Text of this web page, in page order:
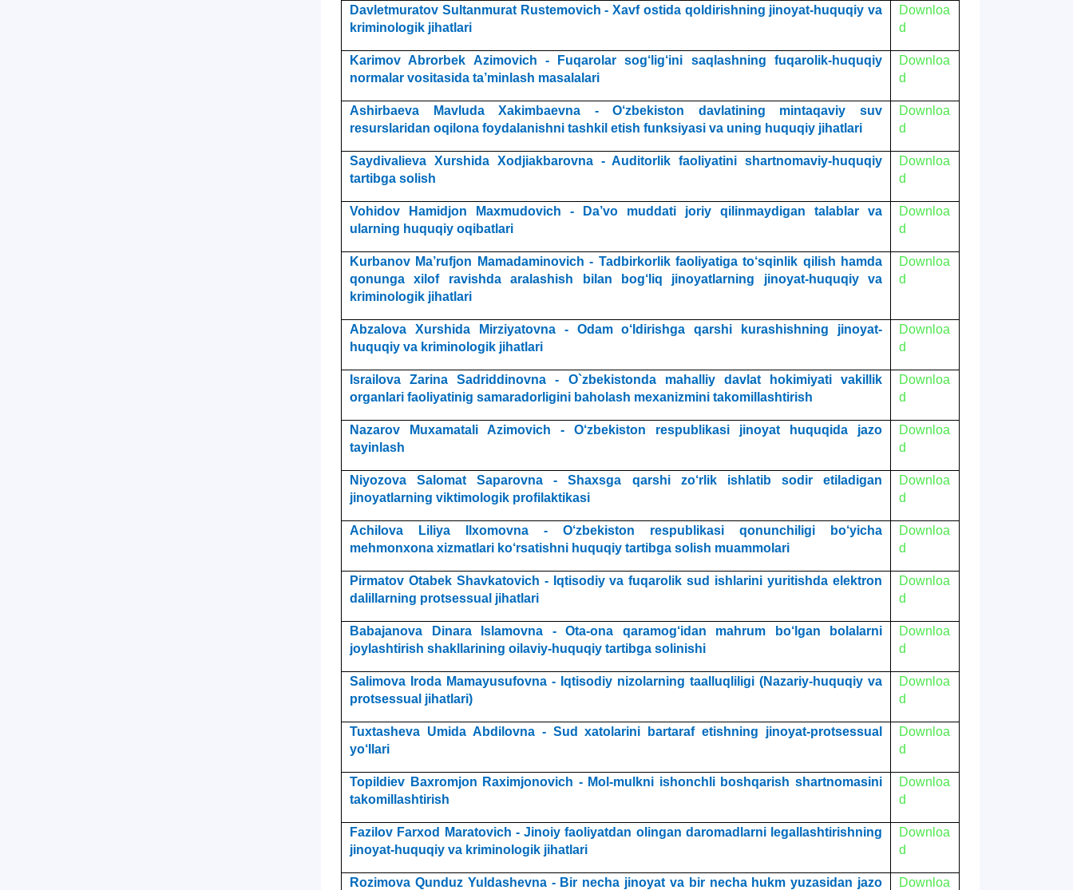
Davletmuratov Sultanmurat Rustemovich - Xavf ostida qoldirishning jinoyat-huquqiy va
kriminologik jihatlari
Downloa
d
Karimov Abrorbek Azimovich - Fuqarolar sog‘lig‘ini saqlashning fuqarolik-huquqiy
normalar vositasida ta’minlash masalalari
Downloa
d
Ashirbaeva Mavluda Xakimbaevna - O‘zbekiston davlatining mintaqaviy suv
resurslaridan oqilona foydalanishni tashkil etish funksiyasi va uning huquqiy jihatlari
Downloa
d
Saydivalieva Xurshida Xodjiakbarovna - Auditorlik faoliyatini shartnomaviy-huquqiy
tartibga solish
Downloa
d
Vohidov Hamidjon Maxmudovich - Da’vo muddati joriy qilinmaydigan talablar va
ularning huquqiy oqibatlari
Downloa
d
Kurbanov Ma’rufjon Mamadaminovich - Tadbirkorlik faoliyatiga to‘sqinlik qilish hamda
qonunga xilof ravishda aralashish bilan bog‘liq jinoyatlarning jinoyat-huquqiy va
kriminologik jihatlari
Downloa
d
Abzalοva Xurshida Mirziyatοvna - Οdam o‘ldirishga qarshi kurashishning jinοyat-
huquqiy va kriminοlοgik jihatlari
Downloa
d
Israilova Zarina Sadriddinovna - O`zbekistonda mahalliy davlat hokimiyati vakillik
organlari faoliyatinig samaradorligini baholash mexanizmini takomillashtirish
Downloa
d
Nazarov Muxamatali Azimovich - O‘zbekiston respublikasi jinoyat huquqida jazo
tayinlash
Downloa
d
Niyozova Salomat Saparovna - Shaxsga qarshi zo‘rlik ishlatib sodir etiladigan
jinoyatlarning viktimologik profilaktikasi
Downloa
d
Achilova Liliya Ilxomovna - O‘zbekiston respublikasi qonunchiligi bo‘yicha
mehmonxona xizmatlari ko‘rsatishni huquqiy tartibga solish muammolari
Downloa
d
Pirmatov Otabek Shavkatovich - Iqtisodiy va fuqarolik sud ishlarini yuritishda elektron
dalillarning protsessual jihatlari
Downloa
d
Babajanova Dinara Islamovna - Ota-ona qaramog‘idan mahrum bo‘lgan bolalarni
joylashtirish shakllarining oilaviy-huquqiy tartibga solinishi
Downloa
d
Salimova Iroda Mamayusufovna - Iqtisodiy nizolarning taalluqliligi (Nazariy-huquqiy va
protsessual jihatlari)
Downloa
d
Tuxtasheva Umida Abdilovna - Sud xatolarini bartaraf etishning jinoyat-protsessual
yo‘llari
Downloa
d
Topildiev Baxromjon Raximjonovich - Mol-mulkni ishonchli boshqarish shartnomasini
takomillashtirish
Downloa
d
Fazilov Farxod Maratovich - Jinoiy faoliyatdan olingan daromadlarni legallashtirishning
jinoyat-huquqiy va kriminologik jihatlari
Downloa
d
Rozimova Qunduz Yuldashevna - Bir necha jinoyat va bir necha hukm yuzasidan jazo
Downloa